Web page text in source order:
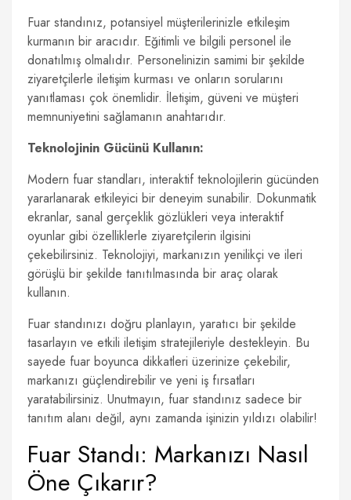
Fuar standınız, potansiyel müşterilerinizle etkileşim
kurmanın bir aracıdır. Eğitimli ve bilgili personel ile
donatılmış olmalıdır. Personelinizin samimi bir şekilde
ziyaretçilerle iletişim kurması ve onların sorularını
yanıtlaması çok önemlidir. İletişim, güveni ve müşteri
memnuniyetini sağlamanın anahtarıdır.
Teknolojinin Gücünü Kullanın:
Modern fuar standları, interaktif teknolojilerin gücünden
yararlanarak etkileyici bir deneyim sunabilir. Dokunmatik
ekranlar, sanal gerçeklik gözlükleri veya interaktif
oyunlar gibi özelliklerle ziyaretçilerin ilgisini
çekebilirsiniz. Teknolojiyi, markanızın yenilikçi ve ileri
görüşlü bir şekilde tanıtılmasında bir araç olarak
kullanın.
Fuar standınızı doğru planlayın, yaratıcı bir şekilde
tasarlayın ve etkili iletişim stratejileriyle destekleyin. Bu
sayede fuar boyunca dikkatleri üzerinize çekebilir,
markanızı güçlendirebilir ve yeni iş fırsatları
yaratabilirsiniz. Unutmayın, fuar standınız sadece bir
tanıtım alanı değil, aynı zamanda işinizin yıldızı olabilir!
Fuar Standı: Markanızı Nasıl
Öne Çıkarır?